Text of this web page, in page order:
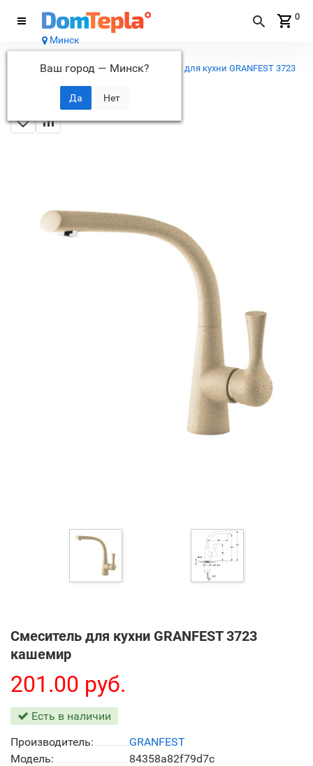
Минск
Ваш город — Минск?
Каталог
0
Кухонные смесители
Смеситель для кухни GRANFEST 3723
Смеситель для кухни GRANFEST 3723
кашемир
201.00 руб.
Есть в наличии
Производитель:
GRANFEST
Модель:
84358a82f79d7c